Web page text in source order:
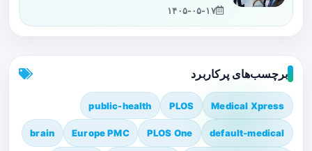
۱۴۰۵-۰۵-۱۷
برچسب‌های پرکاربرد
Medical Xpress
PLOS
public-health
default-medical
PLOS One
Europe PMC
brain